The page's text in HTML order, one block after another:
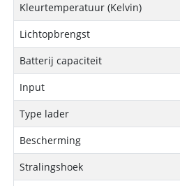
Kleurtemperatuur (Kelvin)
Lichtopbrengst
Batterij capaciteit
Input
Type lader
Bescherming
Stralingshoek